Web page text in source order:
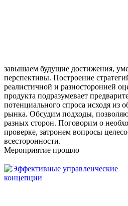
завышаем будущие достижения,
перспективы. Построение
реалистичной и разносторонней
продукта подразумевает
потенциального спроса исходя из
рынка. Обсудим подходы,
разных сторон. Поговорим о
проверке, затронем вопросы
всесторонности.
Мероприятие прошло